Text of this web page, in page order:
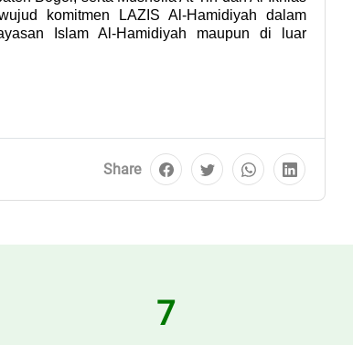
komitmen LAZIS Al-Hamidiyah dalam
Islam Al-Hamidiyah maupun di luar
Share
7